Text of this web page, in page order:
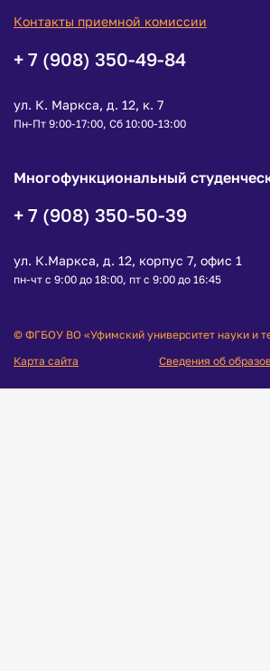
Контакты приемной комиссии
+ 7 (908) 350-49-84
ул. К. Маркса, д. 12, к. 7
Пн-Пт 9:00-17:00, Сб 10:00-13:00
Многофункциональный
+ 7 (908) 350-50-39
ул. К.Маркса, д. 12, корпус 7, офис 1
пн-чт с 9:00 до 18:00, пт с 9:00 до 16:45
© ФГБОУ ВО «Уфимский университет науки и
Карта сайта
Сведения об